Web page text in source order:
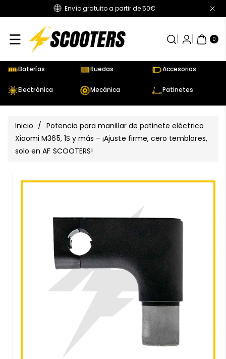
Envío gratuito a partir de 50€
0
AR
TÍC
UL
Baterías Ruedas Accesorios
Electrónica Mecánica Patinetes
Inicio / Potencia para manillar de patinete eléctrico
Xiaomi M365, 1S y más – ¡Ajuste firme, cero temblores,
solo en AF SCOOTERS!
A La